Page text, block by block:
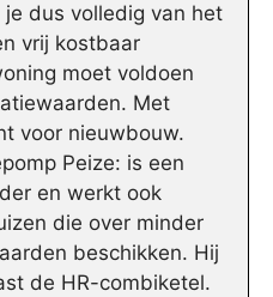
dus volledig van het
vrij kostbaar
moet voldoen
Met
voor nieuwbouw.
Peize: is een
en werkt ook
die over minder
beschikken. Hij
de HR-combiketel.